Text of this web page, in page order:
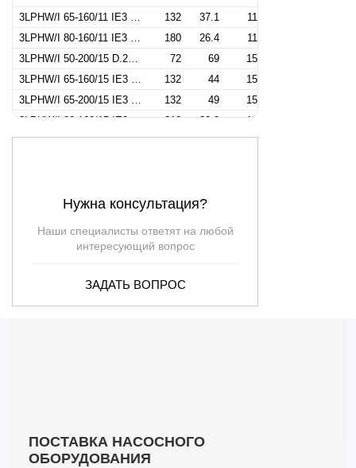
3LPHW/I 65-160/11 IE3 (Артикул 1874169204I)
132 37.1
11
3LPHW/I 80-160/11 IE3 (Артикул 1403169204I)
180 26.4
11
3LPHW/I 50-200/15 D.224 IE3 (Артикул 1863179204I)
72 69
15
3LPHW/I 65-160/15 IE3 (Артикул 1874179204I)
132 44
15
3LPHW/I 65-200/15 IE3 (Артикул 1874279204I)
132 49
15
3LPHW/I 80-160/15 IE3 (Артикул 1403179204I)
216 33.3
15
3LPHW/I 80-160/15R IE3 (Артикул 1403149204I)
216 29.7
15
3LPHW/I 65-200/22 IE3 (Артикул 1874199204I)
132
47
Нужна консультация?
Наши специалисты ответят на любой
интересующий вопрос
ЗАДАТЬ ВОПРОС
ПОСТАВКА НАСОСНОГО
ОБОРУДОВАНИЯ